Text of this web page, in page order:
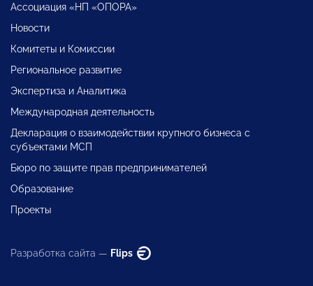
Ассоциация «НП «ОПОРА»
Новости
Комитеты и Комиссии
Региональное развитие
Экспертиза и Аналитика
Международная деятельность
Декларация о взаимодействии крупного бизнеса с
субъектами МСП
Бюро по защите прав предпринимателей
Образование
Проекты
Разработка сайта — Flips